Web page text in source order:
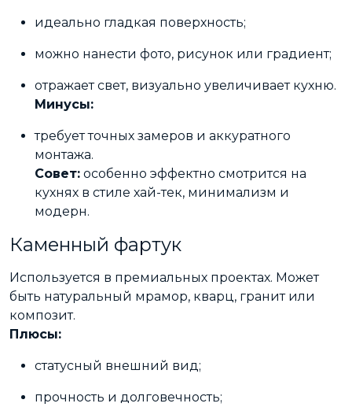
идеально гладкая поверхность;
можно нанести фото, рисунок или градиент;
отражает свет, визуально увеличивает кухню.
Минусы:
требует точных замеров и аккуратного
монтажа.
Совет: особенно эффектно смотрится на
кухнях в стиле хай-тек, минимализм и
модерн.
Каменный фартук
Используется в премиальных проектах. Может
быть натуральный мрамор, кварц, гранит или
композит.
Плюсы:
статусный внешний вид;
прочность и долговечность;